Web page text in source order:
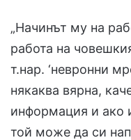
„Начинът му на
работа на
т.нар. ‘невронни
някаква вярна,
информация и ако
той може да си